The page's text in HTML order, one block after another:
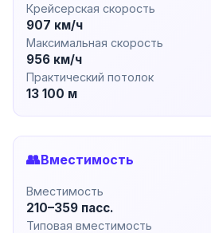
Крейсерская скорость
907 км/ч
Максимальная скорость
956 км/ч
Практический потолок
13 100 м
👥Вместимость
Вместимость
210–359 пасс.
Типовая вместимость